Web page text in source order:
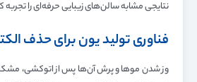
نتایجی مشابه سالن‌های زیبایی حرفه‌ای را تجربه
فناوری تولید یون برای حذف
وز شدن موها و پرش آن‌ها پس از اتوکشی،